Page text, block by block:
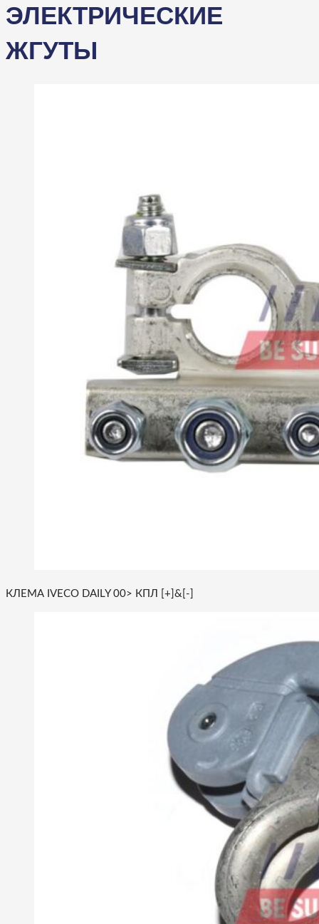
ЭЛЕКТРИЧЕСКИЕ
ЖГУТЫ
КЛЕМА IVECO DAILY 00> КПЛ [+]&[-]